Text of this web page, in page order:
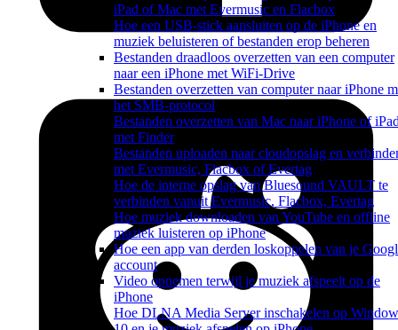
iPad of Mac met Evermusic en Flacbox
Hoe een USB-stick aansluiten op de iPhone en
muziek beluisteren of bestanden erop beheren
Bestanden draadloos overzetten van een computer
naar een iPhone met WiFi-Drive
Bestanden overzetten van computer naar iPhone
het SMB-protocol
Bestanden overzetten van Mac naar iPhone of
met Finder
Bestanden uploaden naar cloudopslag en
met Evermusic, Flacbox of Evertag
Hoe de interne opslag van Bluesound VAULT te
verbinden vanuit Evermusic, Flacbox, Evertag
Hoe muziek downloaden van YouTube en offline
muziek luisteren op iPhone
Hoe een app van derden loskoppelen van je
account
Video opnemen terwijl je muziek afspeelt op de
iPhone
Hoe DLNA Media Server inschakelen op